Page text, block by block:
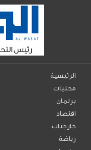
الرئيسية
محليات
برلمان
اقتصاد
خارجيات
رياضة